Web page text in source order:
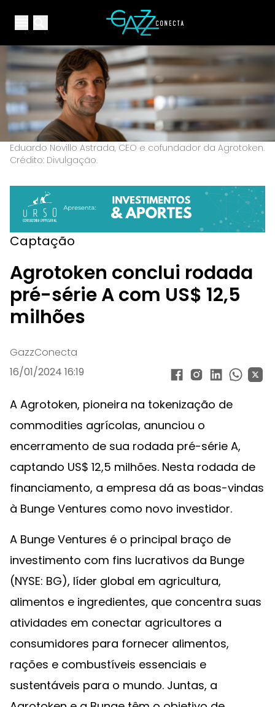
Open main menuYour Company
Eduardo Novillo Astrada, CEO e cofundador da Agrotoken.
Crédito: Divulgação.
Captação
Agrotoken conclui rodada
pré-série A com US$ 12,5
milhões
GazzConecta
16/01/2024 16:19
A Agrotoken, pioneira na tokenização de
commodities agrícolas, anunciou o
encerramento de sua rodada pré-série A,
captando US$ 12,5 milhões. Nesta rodada de
financiamento, a empresa dá as boas-vindas
à Bunge Ventures como novo investidor.
A Bunge Ventures é o principal braço de
investimento com fins lucrativos da Bunge
(NYSE: BG), líder global em agricultura,
alimentos e ingredientes, que concentra suas
atividades em conectar agricultores a
consumidores para fornecer alimentos,
rações e combustíveis essenciais e
sustentáveis para o mundo. Juntas, a